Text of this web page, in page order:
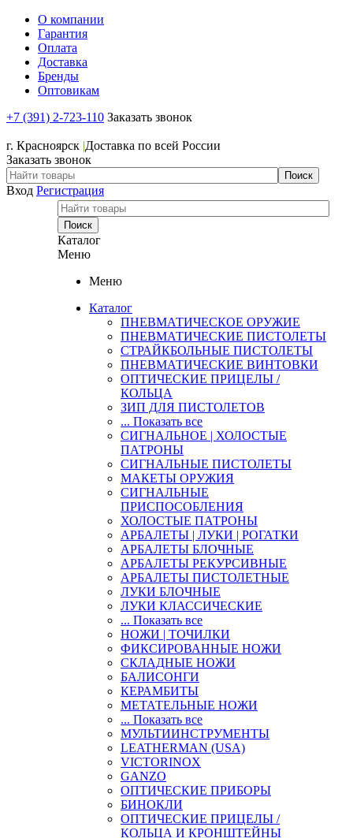
О компании
Гарантия
Оплата
Доставка
Бренды
Оптовикам
+7 (391) 2-723-110 Заказать звонок
г. Красноярск |Доставка по всей России
Заказать звонок
Вход Регистрация
Каталог
Меню
Меню
Каталог
ПНЕВМАТИЧЕСКОЕ ОРУЖИЕ
ПНЕВМАТИЧЕСКИЕ ПИСТОЛЕТЫ
СТРАЙКБОЛЬНЫЕ ПИСТОЛЕТЫ
ПНЕВМАТИЧЕСКИЕ ВИНТОВКИ
ОПТИЧЕСКИЕ ПРИЦЕЛЫ /
КОЛЬЦА
ЗИП ДЛЯ ПИСТОЛЕТОВ
... Показать все
СИГНАЛЬНОЕ | ХОЛОСТЫЕ
ПАТРОНЫ
СИГНАЛЬНЫЕ ПИСТОЛЕТЫ
МАКЕТЫ ОРУЖИЯ
СИГНАЛЬНЫЕ
ПРИСПОСОБЛЕНИЯ
ХОЛОСТЫЕ ПАТРОНЫ
АРБАЛЕТЫ | ЛУКИ | РОГАТКИ
АРБАЛЕТЫ БЛОЧНЫЕ
АРБАЛЕТЫ РЕКУРСИВНЫЕ
АРБАЛЕТЫ ПИСТОЛЕТНЫЕ
ЛУКИ БЛОЧНЫЕ
ЛУКИ КЛАССИЧЕСКИЕ
... Показать все
НОЖИ | ТОЧИЛКИ
ФИКСИРОВАННЫЕ НОЖИ
СКЛАДНЫЕ НОЖИ
БАЛИСОНГИ
КЕРАМБИТЫ
МЕТАТЕЛЬНЫЕ НОЖИ
... Показать все
МУЛЬТИИНСТРУМЕНТЫ
LEATHERMAN (USA)
VICTORINOX
GANZO
ОПТИЧЕСКИЕ ПРИБОРЫ
БИНОКЛИ
ОПТИЧЕСКИЕ ПРИЦЕЛЫ /
КОЛЬЦА И КРОНШТЕЙНЫ